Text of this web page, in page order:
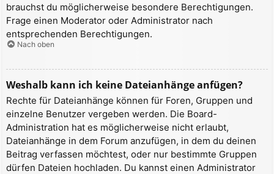
brauchst du möglicherweise besondere Berechtigungen.
Frage einen Moderator oder Administrator nach
entsprechenden Berechtigungen.
Nach oben
Weshalb kann ich keine Dateianhänge anfügen?
Rechte für Dateianhänge können für Foren, Gruppen und
einzelne Benutzer vergeben werden. Die Board-
Administration hat es möglicherweise nicht erlaubt,
Dateianhänge in dem Forum anzufügen, in dem du deinen
Beitrag verfassen möchtest, oder nur bestimmte Gruppen
dürfen Dateien hochladen. Du kannst einen Administrator